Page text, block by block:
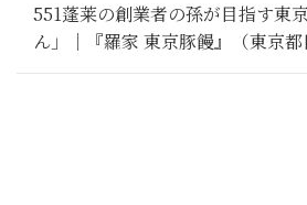
551蓬莱の創業者の孫が目指す東
ん」｜『羅家 東京豚饅』（東京
の肉まん】